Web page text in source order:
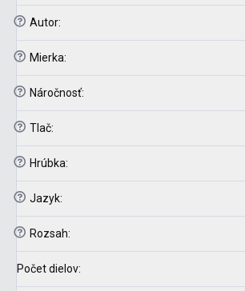
? Autor:
? Mierka:
? Náročnosť:
? Tlač:
? Hrúbka:
? Jazyk:
? Rozsah:
Počet dielov: